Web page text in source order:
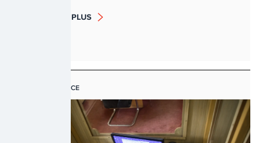
EN SAVOIR PLUS
GOUVERNANCE